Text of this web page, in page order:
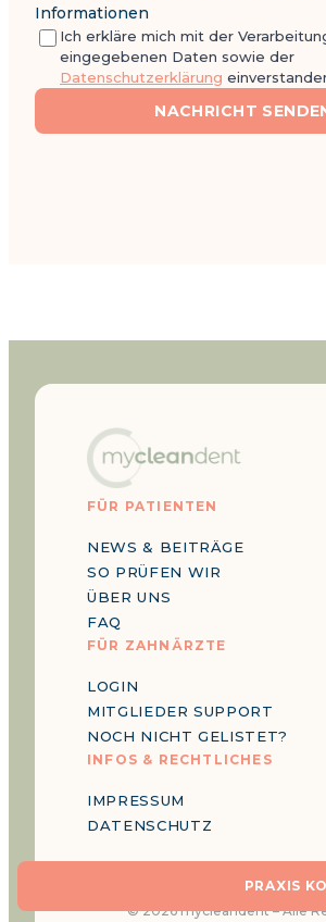
Informationen
Ich erkläre mich mit der
eingegebenen Daten sowie der
Datenschutzerklärung
NACHRICHT
PRAXIS
FÜR PATIENTEN
NEWS & BEITRÄGE
SO PRÜFEN WIR
ÜBER UNS
FAQ
FÜR ZAHNÄRZTE
LOGIN
MITGLIEDER SUPPORT
NOCH NICHT GELISTET?
INFOS & RECHTLICHES
IMPRESSUM
DATENSCHUTZ
©2026mycleandent –Alle